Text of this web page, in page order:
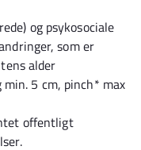
og psykosociale
som er
alder
5 cm, pinch* max
offentligt